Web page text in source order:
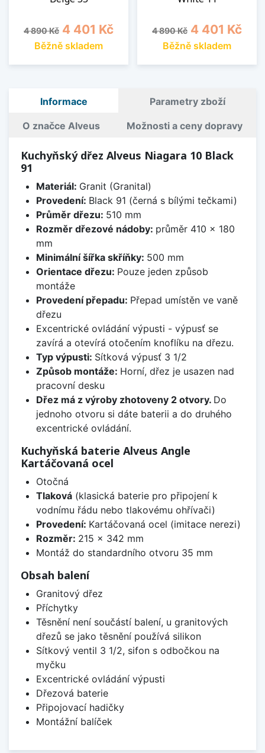
Běžná cena
4 890 Kč Cena
4 401 Kč
Běžně skladem
Běžná cena
4 890 Kč Cena
4 401 Kč
Běžně skladem
Informace Parametry zboží
O značce Alveus Možnosti a ceny dopravy
Kuchyňský dřez Alveus Niagara 10 Black
91
Materiál: Granit (Granital)
Provedení: Black 91 (černá s bílými tečkami)
Průměr dřezu: 510 mm
Rozměr dřezové nádoby: průměr 410 x 180
mm
Minimální šířka skříňky: 500 mm
Orientace dřezu: Pouze jeden způsob
montáže
Provedení přepadu: Přepad umístěn ve vaně
dřezu
Excentrické ovládání výpusti - výpusť se
zavírá a otevírá otočením knoflíku na dřezu.
Typ výpusti: Sítková výpusť 3 1/2
Způsob montáže: Horní, dřez je usazen nad
pracovní desku
Dřez má z výroby zhotoveny 2 otvory. Do
jednoho otvoru si dáte baterii a do druhého
excentrické ovládání.
Kuchyňská baterie Alveus Angle
Kartáčovaná ocel
Otočná
Tlaková(klasická baterie pro připojení k
vodnímu řádu nebo tlakovému ohřívači)
Provedení: Kartáčovaná ocel (imitace nerezi)
Rozměr: 215 x 342 mm
Montáž do standardního otvoru 35 mm
Obsah balení
Granitový dřez
Příchytky
Těsnění není součástí balení, u granitových
dřezů se jako těsnění používá silikon
Sítkový ventil 3 1/2, sifon s odbočkou na
myčku
Excentrické ovládání výpusti
Dřezová baterie
Připojovací hadičky
Montážní balíček